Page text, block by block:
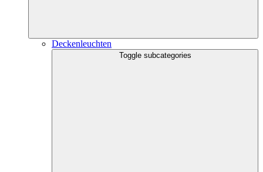
Deckenleuchten
Toggle subcategories